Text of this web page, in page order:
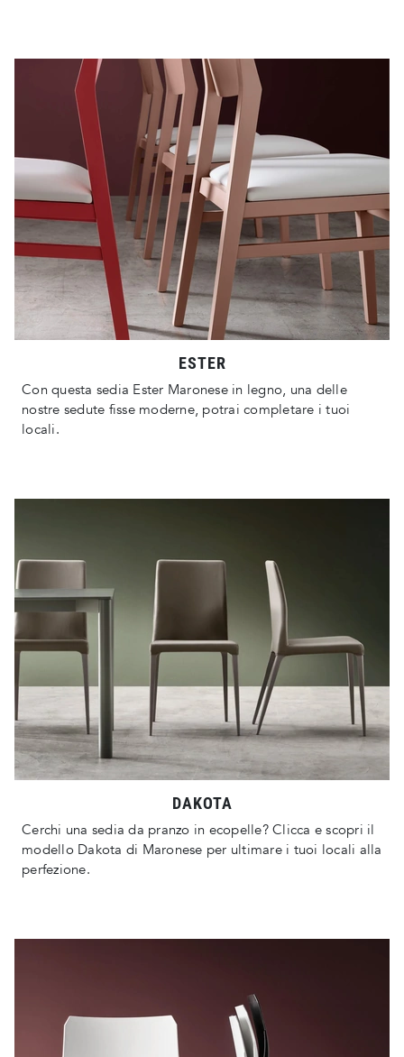
ESTER
Con questa sedia Ester Maronese in legno, una delle
nostre sedute fisse moderne, potrai completare i tuoi
locali.
DAKOTA
Cerchi una sedia da pranzo in ecopelle? Clicca e scopri il
modello Dakota di Maronese per ultimare i tuoi locali alla
perfezione.